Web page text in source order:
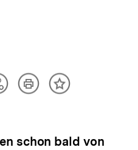
ArtikelInhalt
schon bald von